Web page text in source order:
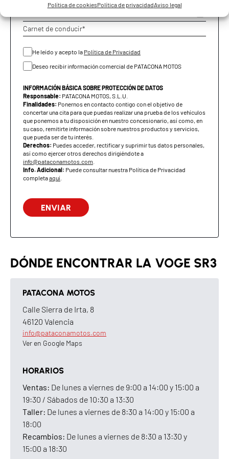
Política de cookiesPolítica de privacidadAviso legal
Freno delantero
Disco 260 mm con pinza
flotante de 2 pistones
flotante de 2 pistones
NEUMÁTICOS Y LLANTAS
Neumático delantero 120/70-14
Neumático trasero 140/60-13
DIMENSIONES Y PESO
Anchura
Altura
Distancia entre ejes
Peso homologado 152 kg (sin líquidos)
Altura del asiento
Altura libre al suelo
Depósito de combustible
Pantalla TFT configurable de 7"
Navegación
TPMS
He leído y acepto laPolítica de Privacidad
Deseo recibir información comercial de PATACONA MOTOS
INFORMACIÓN BÁSICA SOBRE PROTECCIÓN DE DATOS
Responsable: PATACONA MOTOS, S.L.U.
Finalidades: Ponernos en contacto contigo con el objetivo de
concertar una cita para que puedas realizar una prueba de los vehículos
que ponemos a tu disposición en nuestro concesionario, así como, en
su caso, remitirte información sobre nuestros productos y servicios,
que pueda ser de tu interés.
Derechos: Puedes acceder, rectificar y suprimir tus datos personales,
así como ejercer otros derechos dirigiéndote a
info@pataconamotos.com
Info. Adicional: Puede consultar nuestra Política de Privacidad
completaaquí
DÓNDE ENCONTRAR LA VOGE SR3
PATACONA MOTOS
Calle Sierra de Irta, 8
46120 Valencia
info@pataconamotos.com
Ver en Google Maps
HORARIOS
Ventas: De lunes a viernes de 9:00 a 14:00 y 15:00 a
19:30 / Sábados de 10:30 a 13:30
Taller: De lunes a viernes de 8:30 a 14:00 y 15:00 a
18:00
Recambios: De lunes a viernes de 8:30 a 13:30 y
15:00 a 18:30